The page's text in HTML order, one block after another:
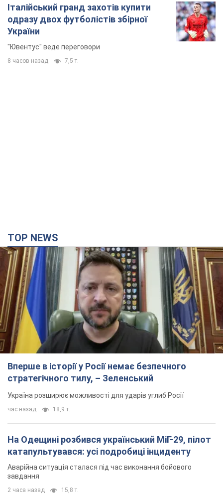
Вперше в історії у Росії немає безпечного
стратегічного тилу, – Зеленський
Україна розширює можливості для ударів углиб Росії
час назад 18,9 т.
На Одещині розбився український МіГ-29, пілот
катапультувався: усі подробиці інциденту
Аварійна ситуація сталася під час виконання бойового
завдання
У Тюменській області атаковано нафтохімічний
комплекс: що відомо про наслідки. Фото і
відео
5 часов назад 6,6 т.